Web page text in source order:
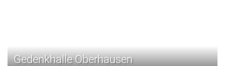
Gedenkhalle Oberhausen